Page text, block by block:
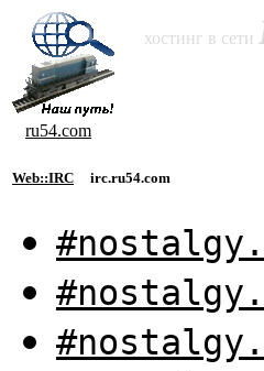
хостинг в сети
ru54.com
Web::IRC irc.ru54.com